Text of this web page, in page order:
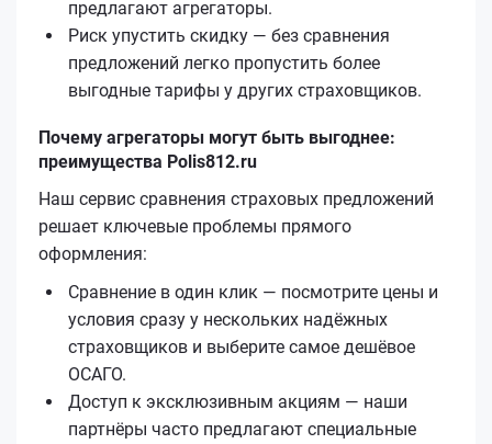
предлагают агрегаторы.
Риск упустить скидку — без сравнения
предложений легко пропустить более
выгодные тарифы у других страховщиков.
Почему агрегаторы могут быть выгоднее:
преимущества Polis812.ru
Наш сервис сравнения страховых предложений
решает ключевые проблемы прямого
оформления:
Сравнение в один клик — посмотрите цены и
условия сразу у нескольких надёжных
страховщиков и выберите самое дешёвое
ОСАГО.
Доступ к эксклюзивным акциям — наши
партнёры часто предлагают специальные